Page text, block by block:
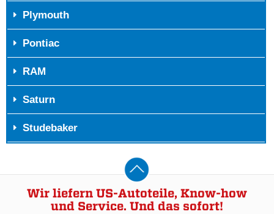
Plymouth
Pontiac
RAM
Saturn
Studebaker
Wir liefern US-Autoteile, Know-how
und Service. Und das sofort!